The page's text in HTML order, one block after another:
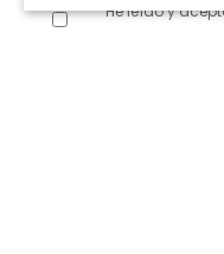
He leído y